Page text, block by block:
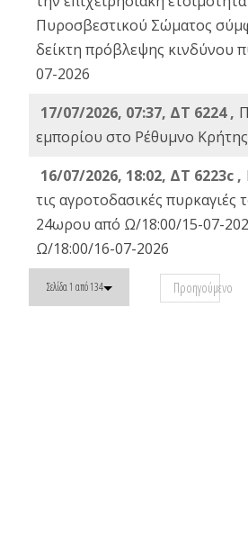
Πυροσβεστικού Σώματος
δείκτη πρόβλεψης κινδύνου
07-2026
17/07/2026, 07:37, ΔΤ 6224 ,
εμπορίου στο Ρέθυμνο Κρήτης
16/07/2026, 18:02, ΔΤ 6223c ,
τις αγροτοδασικές πυρκαγιές
24ωρου από Ω/18:00/15-07-
Ω/18:00/16-07-2026
Σελίδα 1 από 134 Προηγούμενο